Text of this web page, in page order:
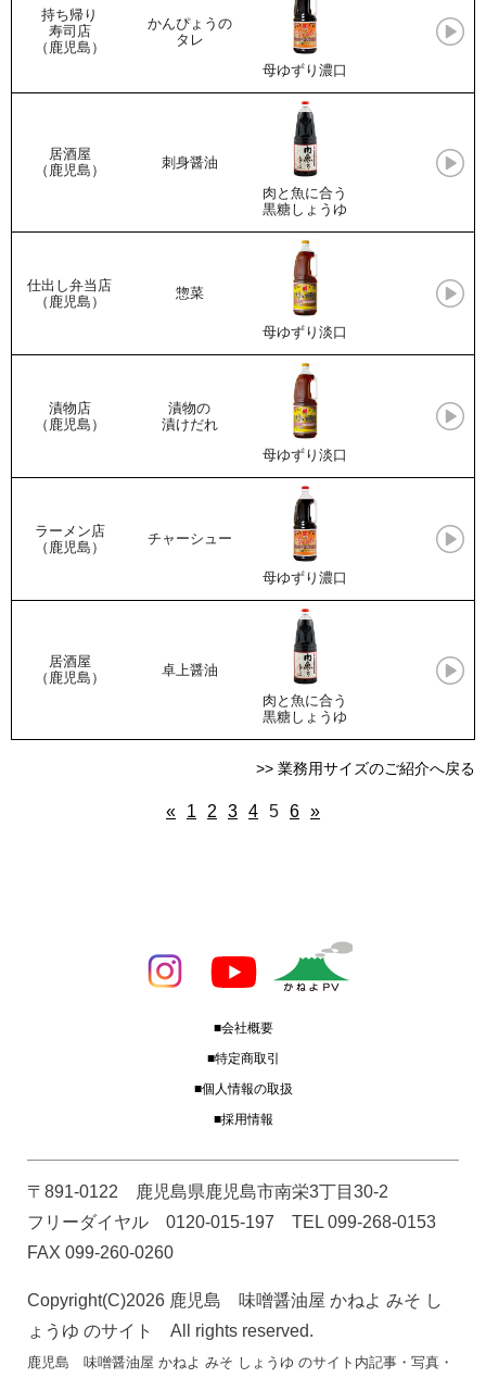
持ち帰り
寿司店
（鹿児島）
かんぴょうの
タレ
母ゆずり濃口
居酒屋
（鹿児島）
刺身醤油
肉と魚に合う
黒糖しょうゆ
仕出し弁当店
（鹿児島）
惣菜
母ゆずり淡口
漬物店
（鹿児島）
漬物の
漬けだれ
母ゆずり淡口
ラーメン店
（鹿児島）
チャーシュー
母ゆずり濃口
居酒屋
（鹿児島）
卓上醤油
肉と魚に合う
黒糖しょうゆ
>> 業務用サイズのご紹介へ戻る
« 1 2 3 4 5 6 »
■会社概要
■特定商取引
■個人情報の取扱
■採用情報
〒891-0122 鹿児島県鹿児島市南栄3丁目30-2
フリーダイヤル 0120-015-197 TEL 099-268-0153
FAX 099-260-0260
Copyright(C)2026 鹿児島 味噌醤油屋 かねよ みそ し
ょうゆ のサイト All rights reserved.
鹿児島 味噌醤油屋 かねよ みそ しょうゆ のサイト内記事・写真・